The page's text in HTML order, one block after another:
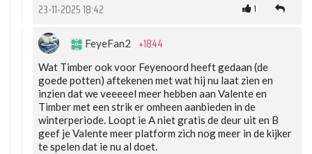
23-11-2025 18:42 1
FeyeFan2 +1844
Wat Timber ook voor Feyenoord heeft gedaan (de
goede potten) aftekenen met wat hij nu laat zien en
inzien dat we veeeeel meer hebben aan Valente en
Timber met een strik er omheen aanbieden in de
winterperiode. Loopt ie A niet gratis de deur uit en B
geef je Valente meer platform zich nog meer in de kijker
te spelen dat ie nu al doet.